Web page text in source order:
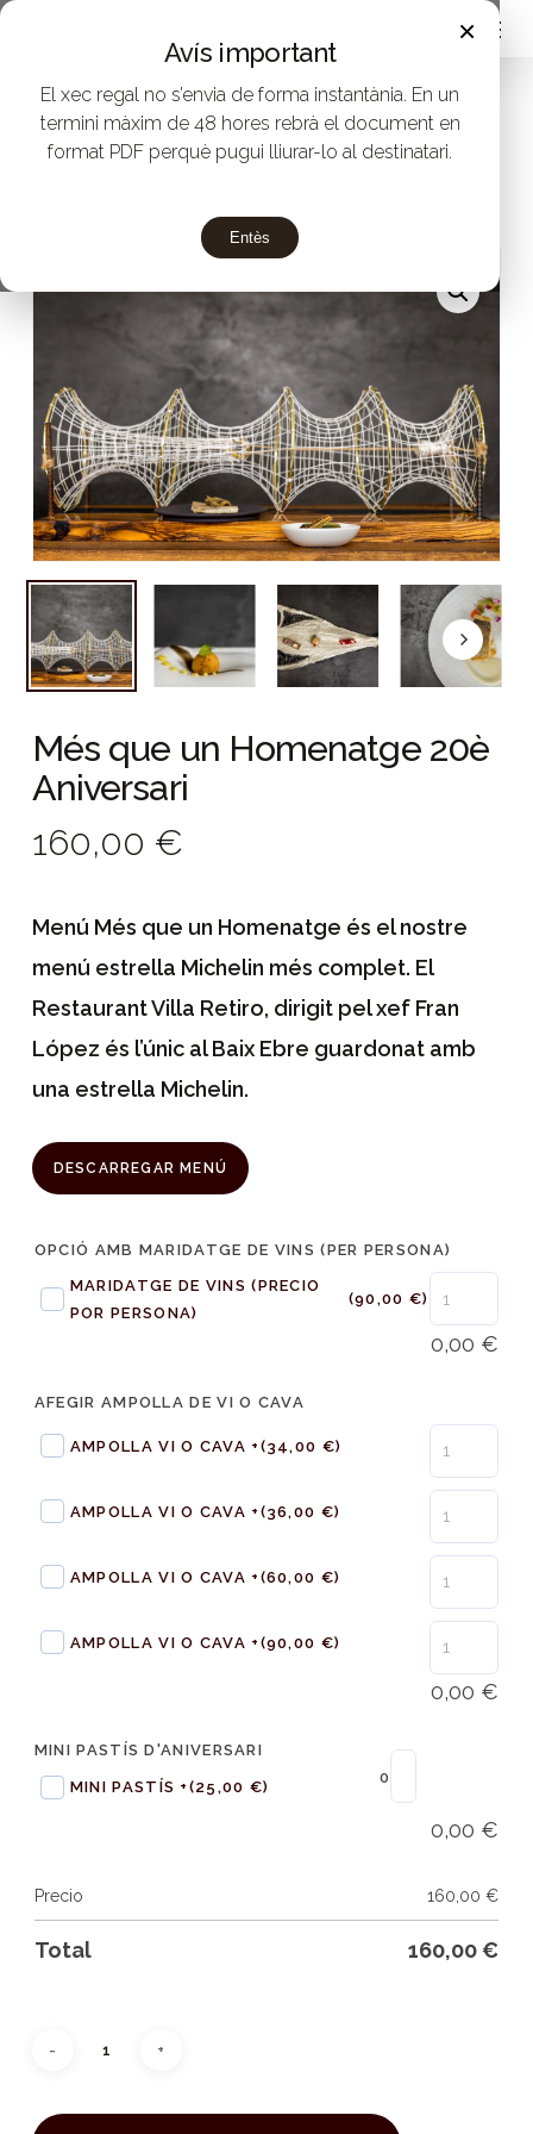
Skip
main
content
Menu
Inici
Regala menús amb estrella Michelin a
Restaurant Villa Retiro
Més que un
Més que un Homenatge 20è
Aniversari
160,00 €
Menú Més que un Homenatge és el nostre
menú estrella Michelin més complet. El
Restaurant Villa Retiro, dirigit pel xef Fran
López és l’únic al Baix Ebre guardonat amb
una estrella Michelin.
DESCARREGAR MENÚ
OPCIÓ AMB MARIDATGE DE VINS (PER PERSONA)
MARIDATGE DE VINS (PRECIO
POR PERSONA)
(90,00 €)
0,00 €
AFEGIR AMPOLLA DE VI O CAVA
AMPOLLA VI O CAVA + (34,00 €)
AMPOLLA VI O CAVA + (36,00 €)
AMPOLLA VI O CAVA + (60,00 €)
AMPOLLA VI O CAVA + (90,00 €)
0,00 €
MINI PASTÍS D'ANIVERSARI
MINI PASTÍS + (25,00 €)
0
0,00 €
Precio 160,00€
Total 160,00€
×
Avís important
El xec regal no s’envia de forma instantània. En un
termini màxim de 48 hores rebrà el document en
format PDF perquè pugui lliurar-lo al destinatari.
Entès